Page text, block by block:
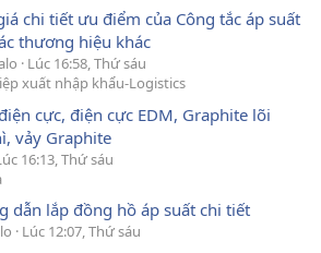
chi tiết ưu điểm của Công tắc áp suất
thương hiệu khác
Lúc 16:58, Thứ sáu
xuất nhập khẩu-Logistics
cực, điện cực EDM, Graphite lõi
vảy Graphite
16:13, Thứ sáu
dẫn lắp đồng hồ áp suất chi tiết
Lúc 12:07, Thứ sáu